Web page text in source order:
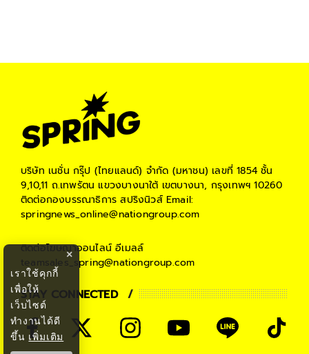
บริษัท เนชั่น กรุ๊ป (ไทยแลนด์) จำกัด (มหาชน) เลขที่ 1854 ชั้น
9,10,11 ถ.เทพรัตน แขวงบางนาใต้ เขตบางนา, กรุงเทพฯ 10260
ติดต่อกองบรรณาธิการ สปริงนิวส์Email:
springnews_online@nationgroup.com
ติดต่อโฆษณาออนไลน์ อีเมลล์
teamsales_spring@nationgroup.com
STAY CONNECTED
×
เราใช้คุกกี้
เพื่อให้
เว็บไซต์
ทำงานได้ดี
ขึ้น เพิ่มเติม